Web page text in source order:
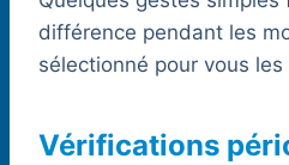
différence pendant les
sélectionné pour vous
Vérifications